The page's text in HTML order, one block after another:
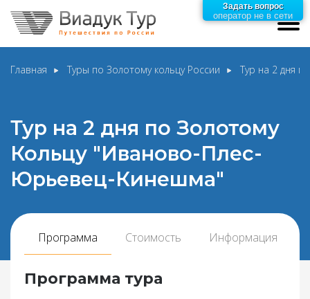
Главная Туры по Золотому кольцу России Тур на 2 дня
Тур на 2 дня по Золотому
Кольцу "Иваново-Плес-
Юрьевец-Кинешма"
Программа Стоимость Информация
Программа тура
Задать вопрос
оператор не в сети